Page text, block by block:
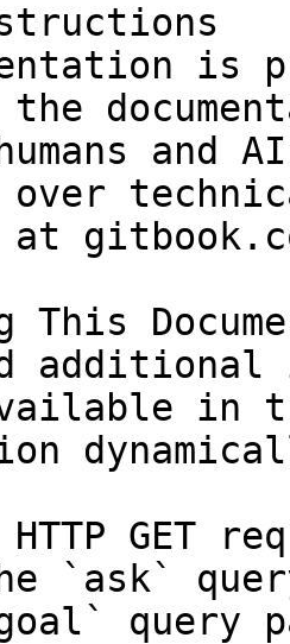
is
and
over
at
This
in
HTTP GET
`ask`
query